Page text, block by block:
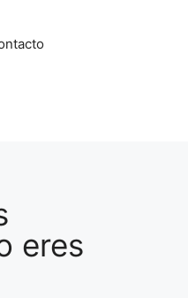
eres